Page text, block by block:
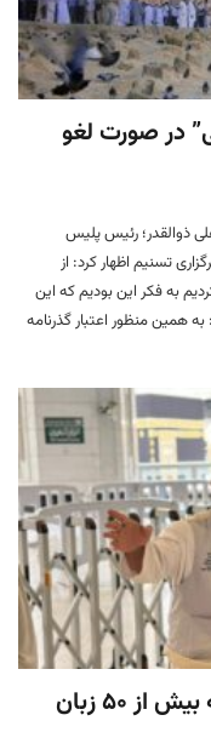
در صورت لغو
ذوالقدر؛ رئیس پلیس
تسنیم اظهار کرد: از
به فکر این بودیم که این
همین منظور اعتبار گذرنامه
خدمات ترجمه “مسجد الحرام” به بیش از ۵۰ زبان